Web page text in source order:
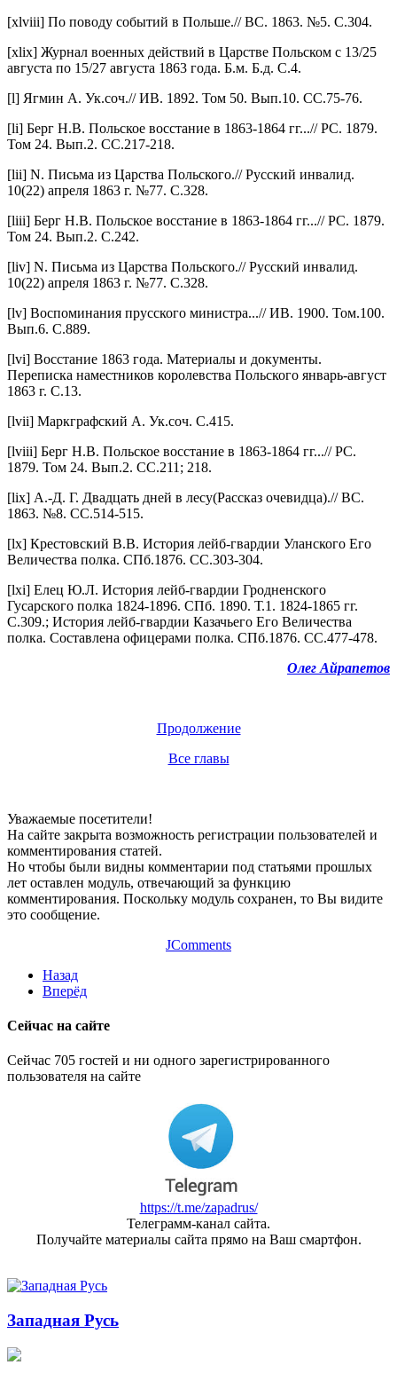
[xlviii] По поводу событий в Польше.// ВС. 1863. №5. С.304.
[xlix] Журнал военных действий в Царстве Польском с 13/25
августа по 15/27 августа 1863 года. Б.м. Б.д. С.4.
[l] Ягмин А. Ук.соч.// ИВ. 1892. Том 50. Вып.10. СС.75-76.
[li] Берг Н.В. Польское восстание в 1863-1864 гг...// РС. 1879.
Том 24. Вып.2. СС.217-218.
[lii] N. Письма из Царства Польского.// Русский инвалид.
10(22) апреля 1863 г. №77. С.328.
[liii] Берг Н.В. Польское восстание в 1863-1864 гг...// РС. 1879.
Том 24. Вып.2. С.242.
[liv] N. Письма из Царства Польского.// Русский инвалид.
10(22) апреля 1863 г. №77. С.328.
[lv] Воспоминания прусского министра...// ИВ. 1900. Том.100.
Вып.6. С.889.
[lvi] Восстание 1863 года. Материалы и документы.
Переписка наместников королевства Польского январь-август
1863 г. С.13.
[lvii] Маркграфский А. Ук.соч. С.415.
[lviii] Берг Н.В. Польское восстание в 1863-1864 гг...// РС.
1879. Том 24. Вып.2. СС.211; 218.
[lix] А.-Д. Г. Двадцать дней в лесу(Рассказ очевидца).// ВС.
1863. №8. СС.514-515.
[lx] Крестовский В.В. История лейб-гвардии Уланского Его
Величества полка. СПб.1876. СС.303-304.
[lxi] Елец Ю.Л. История лейб-гвардии Гродненского
Гусарского полка 1824-1896. СПб. 1890. Т.1. 1824-1865 гг.
С.309.; История лейб-гвардии Казачьего Его Величества
полка. Составлена офицерами полка. СПб.1876. СС.477-478.
Олег Айрапетов
Продолжение
Все главы
Уважаемые посетители!
На сайте закрыта возможность регистрации пользователей и
комментирования статей.
Но чтобы были видны комментарии под статьями прошлых
лет оставлен модуль, отвечающий за функцию
комментирования. Поскольку модуль сохранен, то Вы видите
это сообщение.
JComments
Назад
Вперёд
Сейчас на сайте
Сейчас 705 гостей и ни одного зарегистрированного
пользователя на сайте
https://t.me/zapadrus/
Телеграмм-канал сайта.
Получайте материалы сайта прямо на Ваш смартфон.
Западная Русь